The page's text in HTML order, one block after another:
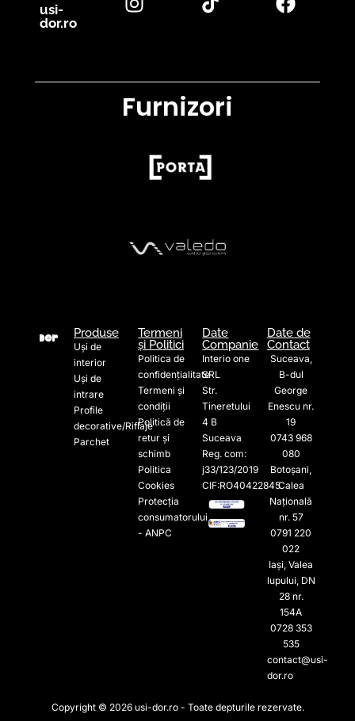
usi-
dor.ro
Furnizori
Produse
Uși de
interior
Uși de
intrare
Profile
decorative/Riflaje
Parchet
Termeni
și Politici
Politica de
confidențialitate
Termeni și
condiții
Politică de
retur și
schimb
Politica
Cookies
Protecția
consumatorului
- ANPC
Date
Companie
Interio one
SRL
Str.
Tineretului
4 B
Suceava
Reg. com:
j33/123/2019
CIF:RO40422845
Date de
Contact
Suceava,
B-dul
George
Enescu nr.
19
0743 968
080
Botoșani,
Calea
Națională
nr. 57
0791 220
022​
Iași, Valea
lupului, DN
28 nr.
154A
0728 353
535​
contact@usi-
dor.ro
Copyright © 2026 usi-dor.ro - Toate depturile rezervate.